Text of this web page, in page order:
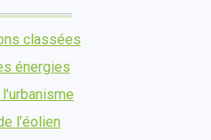
classées
énergies
l’éolien